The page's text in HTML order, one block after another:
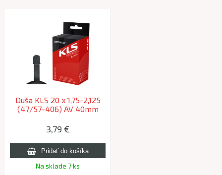
Duša KLS 20 x 1,75-2,125
(47/57-406) AV 40mm
3,79 €
Na sklade 7 ks